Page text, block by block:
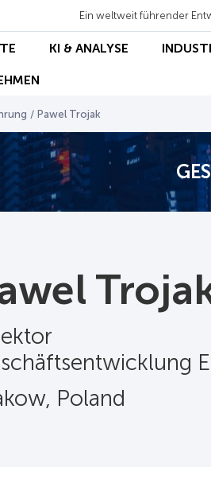
Ein weltweit führender
KI & ANALYSE
/ Pawel Trojak
Poland